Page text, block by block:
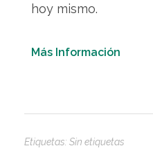
hoy mismo.
Más Información
Etiquetas: Sin etiquetas